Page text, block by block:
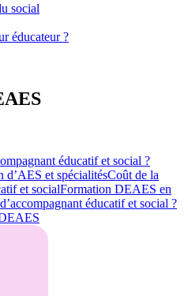
social
éducateur ?
éducatif et social ?
d’AES et spécialitésCoût de la
et socialFormation DEAES en
éducatif et social ?